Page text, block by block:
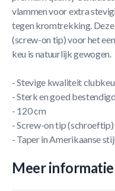
vlammen voor extra
tegen kromtrekking.
(screw-on tip) voor het
keu is natuurlijk gewogen.
- Stevige kwaliteit
- Sterk en goed
- 120 cm
- Screw-on tip (schroeftip)
- Taper in Amerikaanse stijl
Meer informatie